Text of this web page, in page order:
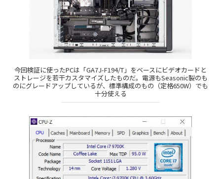
今回検証に使ったPCは「GA7J-F194/T」をベースにビデオカードと
ストレージを若干カスタマイズしたものだ。電源もSeasonic製のも
のにグレードアップしているが、標準構成のもの（定格650W）でも
十分使える